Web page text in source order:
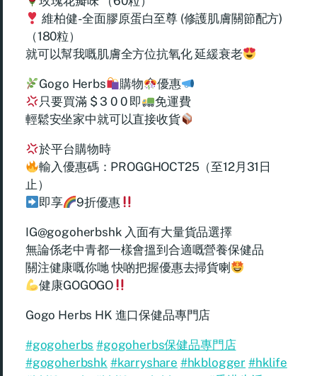
維柏健- 全面膠原蛋白至尊 (修護肌膚關節配方)
（180粒）
就可以幫我嘅肌膚全方位抗氧化 延緩衰老
Gogo Herbs 購物
優惠
只要買滿 $ 3 0 0 即
免運費
輕鬆安坐家中就可以直接收貨
於平台購物時
輸入優惠碼：PROGGHOCT25（至12月31日
止）
即享
9折優惠
IG@gogoherbshk 入面有大量貨品選擇
無論係老中青都一樣會搵到合適嘅營養保健品
關注健康嘅你哋 快啲把握優惠去掃貨喇
健康GOGOGO
Gogo Herbs HK 進口保健品專門店
#gogoherbs #gogoherbs保健品專門店
#gogoherbshk #karryshare #hkblogger #hklife